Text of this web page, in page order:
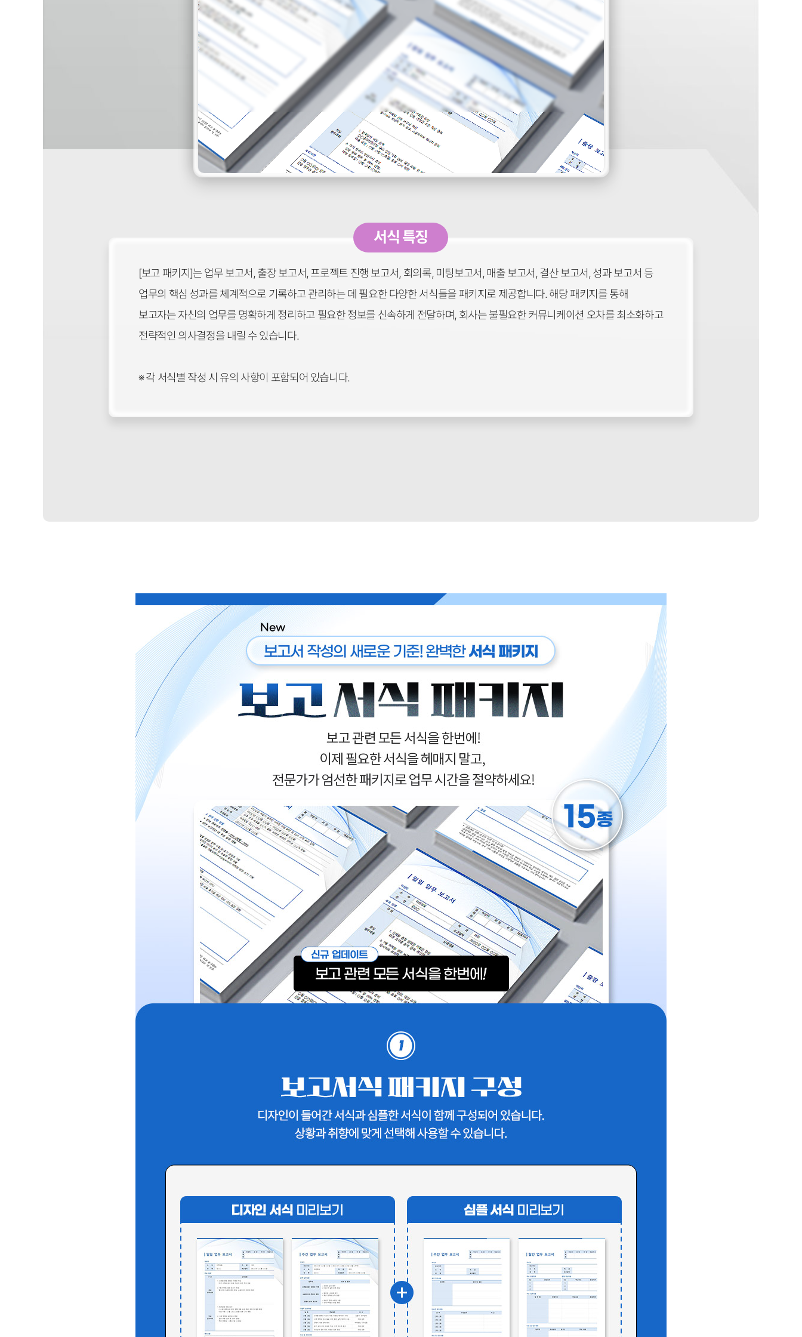
서식 특징
[보고 패키지]는 업무 보고서, 출장 보고서, 프로젝트 진행 보고서, 회의록, 미팅보고서, 매출 보고서, 결산 보고서, 성과 보고서 등
업무의 핵심 성과를 체계적으로 기록하고 관리하는 데 필요한 다양한 서식들을 패키지로 제공합니다. 해당 패키지를 통해
보고자는 자신의 업무를 명확하게 정리하고 필요한 정보를 신속하게 전달하며, 회사는 불필요한 커뮤니케이션 오차를 최소화하고
전략적인 의사결정을 내릴 수 있습니다.
※ 각 서식별 작성 시 유의 사항이 포함되어 있습니다.